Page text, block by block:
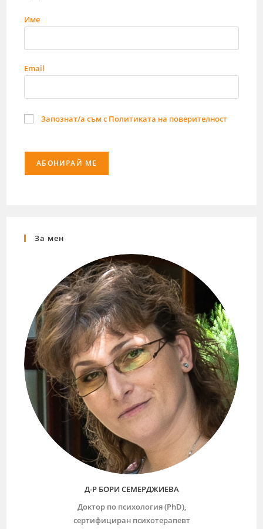
Име
Email
Запознат/а съм с Политиката на поверителност
За мен
Д-Р БОРИ СЕМЕРДЖИЕВА
Доктор по психология (PhD),
сертифициран психотерапевт